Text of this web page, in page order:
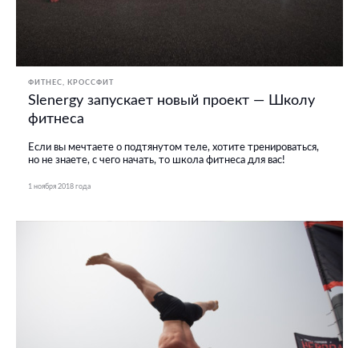
ФИТНЕС, КРОССФИТ
Slenergy запускает новый проект — Школу
фитнеса
Если вы мечтаете о подтянутом теле, хотите тренироваться,
но не знаете, с чего начать, то школа фитнеса для вас!
1 ноября 2018 года